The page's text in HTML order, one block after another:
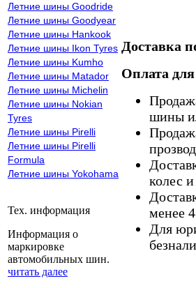
Летние шины Goodride
Летние шины Goodyear
Летние шины Hankook
Летние шины Ikon Tyres
Летние шины Kumho
Летние шины Matador
Летние шины Michelin
Летние шины Nokian
Tyres
Летние шины Pirelli
Летние шины Pirelli
Formula
Летние шины Yokohama
Тех. информация
Информация о
маркировке
автомобильных шин.
читать далее
Доставка
Оплата
шины
колес
менее
Для